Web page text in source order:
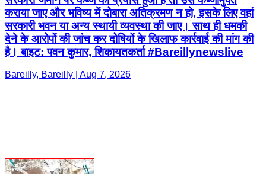
Bareilly, Bareilly | Aug 7, 2026